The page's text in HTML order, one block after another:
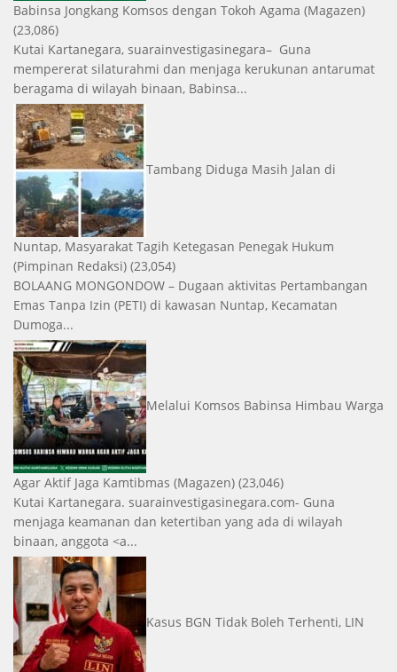
Babinsa Jongkang Komsos dengan Tokoh Agama (Magazen)
(23,086)
Kutai Kartanegara, suarainvestigasinegara– Guna
mempererat silaturahmi dan menjaga kerukunan antarumat
beragama di wilayah binaan, Babinsa...
Tambang Diduga Masih Jalan di
Nuntap, Masyarakat Tagih Ketegasan Penegak Hukum
(Pimpinan Redaksi) (23,054)
BOLAANG MONGONDOW – Dugaan aktivitas Pertambangan
Emas Tanpa Izin (PETI) di kawasan Nuntap, Kecamatan
Dumoga...
Melalui Komsos Babinsa Himbau Warga
Agar Aktif Jaga Kamtibmas (Magazen) (23,046)
Kutai Kartanegara. suarainvestigasinegara.com- Guna
menjaga keamanan dan ketertiban yang ada di wilayah
binaan, anggota <a...
Kasus BGN Tidak Boleh Terhenti, LIN